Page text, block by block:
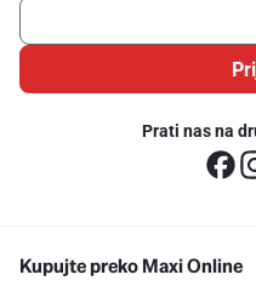
Prati nas na
Kupujte preko Maxi Online